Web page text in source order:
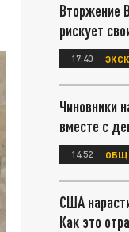
Вторжение
рискует
17:40
Чиновники
вместе с
14:52
США
Как это